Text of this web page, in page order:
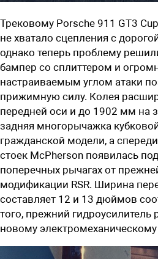
Трековому Porsche 911 GT3
не хватало сцепления с
однако теперь проблему
бампер со сплиттером и
настраиваемым углом атаки
прижимную силу. Колея
передней оси и до 1902 мм на
задняя многорычажка
гражданской модели, а
стоек McPherson появилась
поперечных рычагах от
модификации RSR. Ширина
составляет 12 и 13 дюймов
того, прежний гидроусилитель
новому электромеханическому